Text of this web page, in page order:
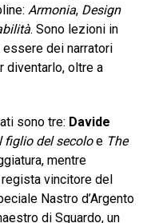
Armonia, Design
. Sono lezioni in
dei narratori
diventarlo, oltre a
sono tre: Davide
figlio del secoloe The
mentre
vincitore del
Nastro d’Argento
di Sguardo, un